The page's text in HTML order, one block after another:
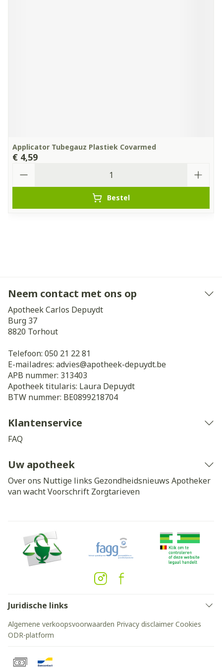
Applicator Tubegauz Plastiek Covarmed
€ 4,59
Bestel
Neem contact met ons op
Apotheek Carlos Depuydt
Burg 37
8820 Torhout
Telefoon: 050 21 22 81
E-mailadres: advies@apotheek-depuydt.be
APB nummer: 313403
Apotheek titularis: Laura Depuydt
BTW nummer: BE0899218704
Klantenservice
FAQ
Uw apotheek
Over ons Nuttige links Gezondheidsnieuws Apotheker
van wachtVoorschrift Zorgtarieven
Juridische links
Algemene verkoopsvoorwaarden Privacy disclaimer Cookies
ODR-platform